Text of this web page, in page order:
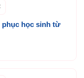
phục học sinh từ